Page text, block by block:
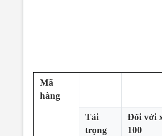
Mã
hàng
Tải
trọng
Đối với
100